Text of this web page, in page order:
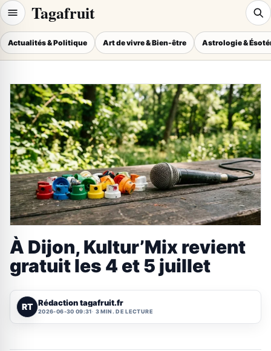
Tagafruit
Actualités & Politique Art de vivre & Bien-être Astrologie &
À Dijon, Kultur’Mix revient
gratuit les 4 et 5 juillet
RT Rédaction tagafruit.fr
2026-06-30 09:31 3 MIN. DE LECTURE